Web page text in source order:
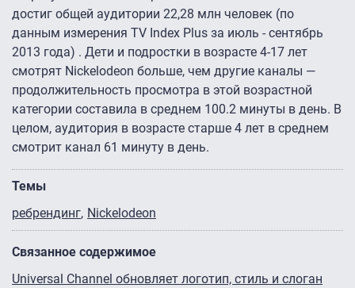
достиг общей аудитории 22,28 млн человек (по
данным измерения TV Index Plus за июль - сентябрь
2013 года) . Дети и подростки в возрасте 4-17 лет
смотрят Nickelodeon больше, чем другие каналы —
продолжительность просмотра в этой возрастной
категории составила в среднем 100.2 минуты в день. В
целом, аудитория в возрасте старше 4 лет в среднем
смотрит канал 61 минуту в день.
Темы
ребрендинг Nickelodeon
Связанное содержимое
Universal Channel обновляет логотип, стиль и слоган